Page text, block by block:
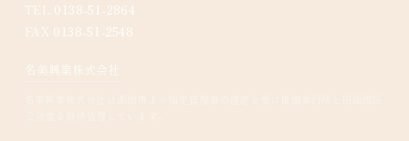
TEL 0138-51-2864
FAX 0138-51-2548
名美興業株式会社